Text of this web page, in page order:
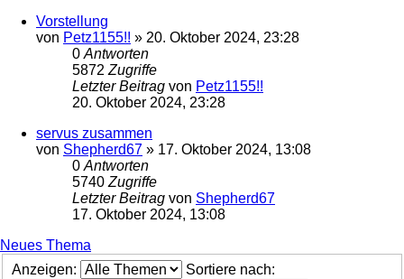
Vorstellung
von Petz1155!! » 20. Oktober 2024, 23:28
0 Antworten
5872 Zugriffe
Letzter Beitrag von Petz1155!!
20. Oktober 2024, 23:28
servus zusammen
von Shepherd67 » 17. Oktober 2024, 13:08
0 Antworten
5740 Zugriffe
Letzter Beitrag von Shepherd67
17. Oktober 2024, 13:08
Neues Thema
Anzeigen:
Sortiere nach: